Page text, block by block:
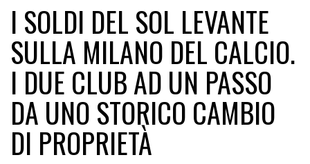
I SOLDI DEL SOL LEVANTE
SULLA MILANO DEL CALCIO.
I DUE CLUB AD UN PASSO
DA UNO STORICO CAMBIO
DI PROPRIETÀ